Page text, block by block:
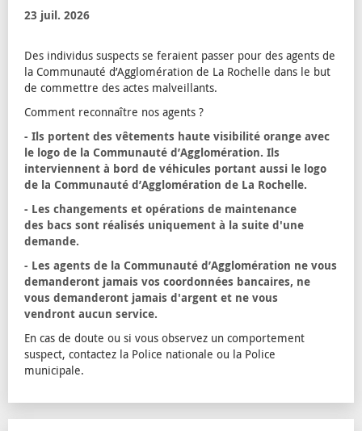
23 juil. 2026
Des individus suspects se feraient passer pour des agents de
la Communauté d’Agglomération de La Rochelle dans le but
de commettre des actes malveillants.
Comment reconnaître nos agents ?
- Ils portent des vêtements haute visibilité orange avec
le logo de la Communauté d’Agglomération. Ils
interviennent à bord de véhicules portant aussi le logo
de la Communauté d’Agglomération de La Rochelle.
- Les changements et opérations de maintenance
des bacs sont réalisés uniquement à la suite d'une
demande.
- Les agents de la Communauté d’Agglomération ne vous
demanderont jamais vos coordonnées bancaires, ne
vous demanderont jamais d'argent et ne vous
vendront aucun service.
En cas de doute ou si vous observez un comportement
suspect, contactez la Police nationale ou la Police
municipale.